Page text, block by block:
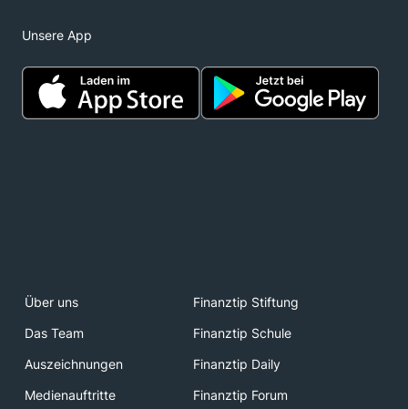
Unsere App
Über uns
Finanztip Stiftung
Das Team
Finanztip Schule
Auszeichnungen
Finanztip Daily
Medienauftritte
Finanztip Forum